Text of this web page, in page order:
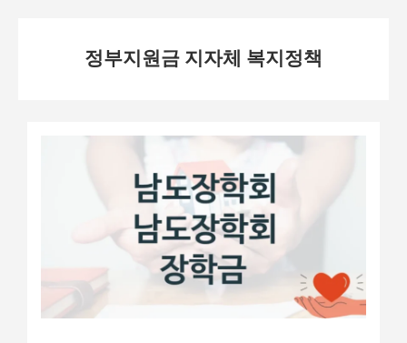
정부지원금 지자체 복지정책